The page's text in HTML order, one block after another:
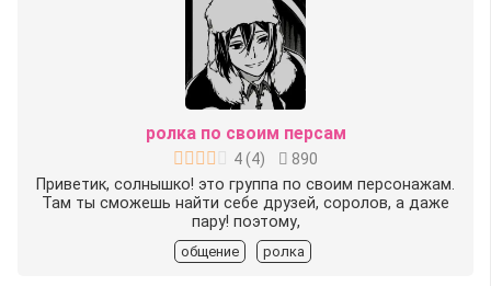
ролка по своим персам
4(4)
890
Приветик, солнышко! это группа по своим персонажам.
Там ты сможешь найти себе друзей, соролов, а даже
пару! поэтому,
общение ролка